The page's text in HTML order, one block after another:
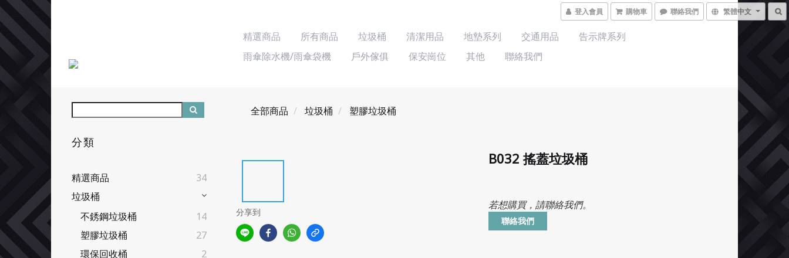
登入會員 購物車 聯絡我們 繁體中文
精選商品 所有商品 垃圾桶 清潔用品 地墊系列 交通用品
告示牌系列
雨傘除水機/雨傘袋機
戶外傢俱 保安崗位 其他 聯絡我們
分類
精選商品
34
垃圾桶
不銹鋼垃圾桶
14
塑膠垃圾桶
27
環保回收桶
2
全部商品 垃圾桶 塑膠垃圾桶
分享到
B032 搖蓋垃圾桶
若想購買，請聯絡我們。
聯絡我們